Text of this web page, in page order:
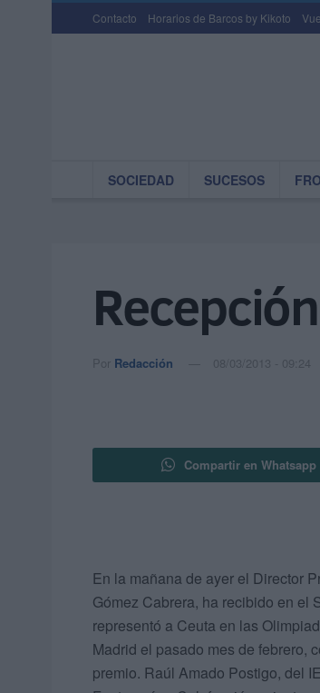
Contacto Horarios de Barcos by Kikoto
SOCIEDAD SUCESOS
Por Redacción 08/03/2013 - 09:24
Compartir en Whatsapp
En la mañana de ayer el Director
Gómez Cabrera, ha recibido en el
representó a Ceuta en las
Madrid el pasado mes de febrero,
premio. Raúl Amado Postigo, del